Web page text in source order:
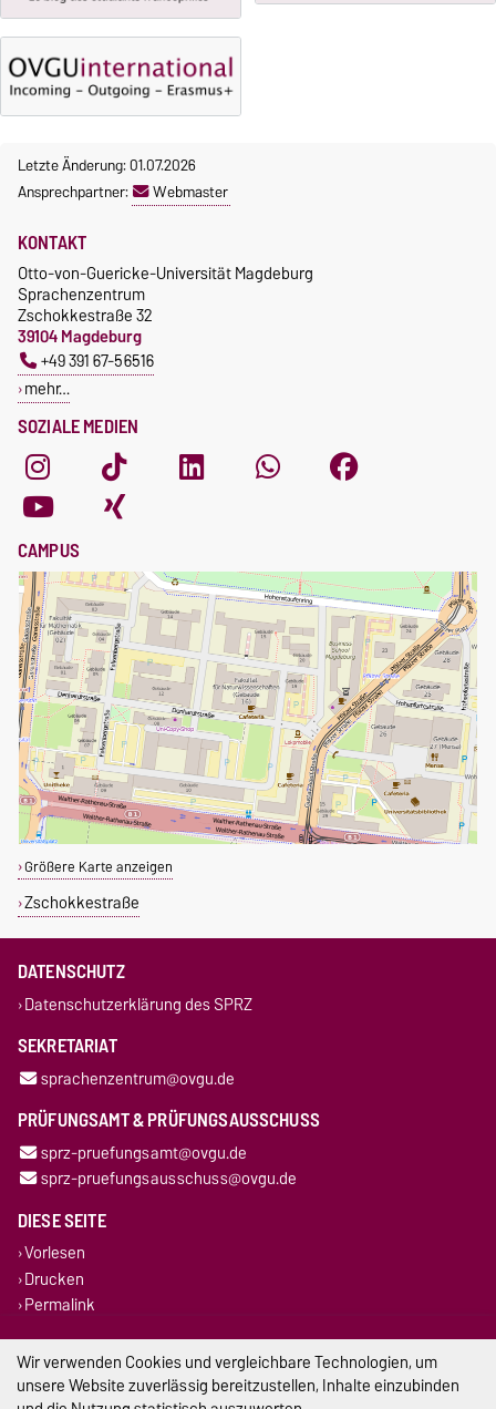
Letzte Änderung: 01.07.2026
Ansprechpartner:
Webmaster
SOZIALE MEDIEN
KONTAKT
Otto-von-Guericke-Universität Magdeburg
Sprachenzentrum
Zschokkestraße 32
39104 Magdeburg
+49 391 67-56516
mehr…
CAMPUS
Größere Karte anzeigen
Zschokkestraße
DATENSCHUTZ
Datenschutzerklärung des SPRZ
SEKRETARIAT
sprachenzentrum@ovgu.de
PRÜFUNGSAMT & PRÜFUNGSAUSSCHUSS
sprz-pruefungsamt@ovgu.de
sprz-pruefungsausschuss@ovgu.de
DIESE SEITE
Vorlesen
Drucken
Permalink
Impressum
Datenschutz
Wir verwenden Cookies und vergleichbare Technologien, um
unsere Website zuverlässig bereitzustellen, Inhalte einzubinden